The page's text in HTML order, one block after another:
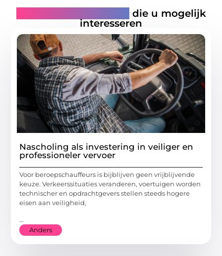
die u mogelijk
interesseren
Nascholing als investering in veiliger en
professioneler vervoer
Voor beroepschauffeurs is bijblijven geen vrijblijvende
keuze. Verkeerssituaties veranderen, voertuigen worden
technischer en opdrachtgevers stellen steeds hogere
eisen aan veiligheid,
...
Anders